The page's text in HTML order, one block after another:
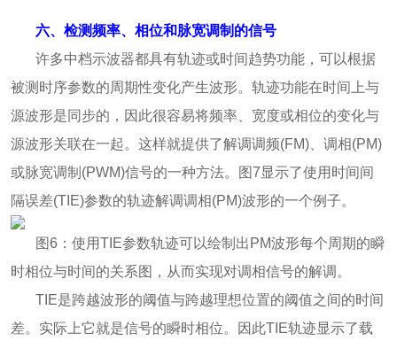
六、检测频率、相位和脉宽调制的信号
许多中档示波器都具有轨迹或时间趋势功能，可以根据
被测时序参数的周期性变化产生波形。轨迹功能在时间上与
源波形是同步的，因此很容易将频率、宽度或相位的变化与
源波形关联在一起。这样就提供了解调调频(FM)、调相(PM)
或脉宽调制(PWM)信号的一种方法。图7显示了使用时间间
隔误差(TIE)参数的轨迹解调调相(PM)波形的一个例子。
图6：使用TIE参数轨迹可以绘制出PM波形每个周期的瞬
时相位与时间的关系图，从而实现对调相信号的解调。
TIE是跨越波形的阈值与跨越理想位置的阈值之间的时间
差。实际上它就是信号的瞬时相位。因此TIE轨迹显示了载